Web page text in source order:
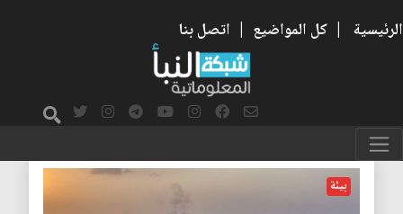
الرئيسية | كل المواضيع | اتصل بنا
بيئة